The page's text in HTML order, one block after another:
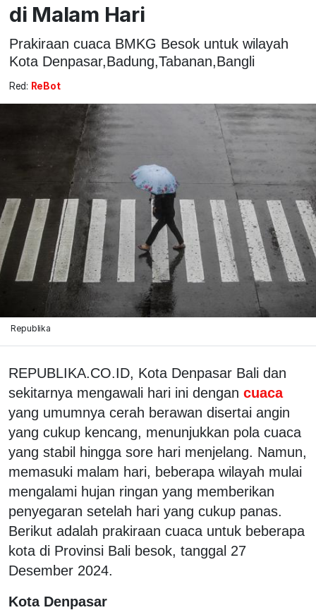
di Malam Hari
Prakiraan cuaca BMKG Besok untuk wilayah
Kota Denpasar,Badung,Tabanan,Bangli
Red: ReBot
Republika
REPUBLIKA.CO.ID, Kota Denpasar Bali dan
sekitarnya mengawali hari ini dengan cuaca
yang umumnya cerah berawan disertai angin
yang cukup kencang, menunjukkan pola cuaca
yang stabil hingga sore hari menjelang. Namun,
memasuki malam hari, beberapa wilayah mulai
mengalami hujan ringan yang memberikan
penyegaran setelah hari yang cukup panas.
Berikut adalah prakiraan cuaca untuk beberapa
kota di Provinsi Bali besok, tanggal 27
Desember 2024.
Kota Denpasar